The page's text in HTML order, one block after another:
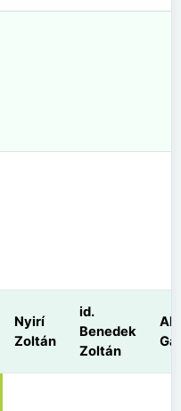
Nyirí
Zoltán
id.
Benedek
Zoltán